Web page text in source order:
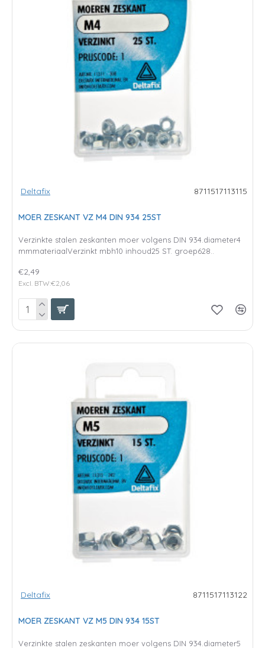
Deltafix 8711517113115
MOER ZESKANT VZ M4 DIN 934 25ST
Verzinkte stalen zeskanten moer volgens DIN 934.diameter4
mmmateriaalVerzinkt mbh10 inhoud25 ST. groep628..
€2,49
Excl. BTW:€2,06
Deltafix 8711517113122
MOER ZESKANT VZ M5 DIN 934 15ST
Verzinkte stalen zeskanten moer volgens DIN 934.diameter5